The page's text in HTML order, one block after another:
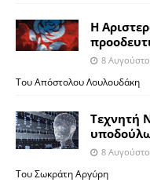
Η
8
Του Απόστολου Λουλουδάκη
Τεχνητή
8
Του Σωκράτη Αργύρη